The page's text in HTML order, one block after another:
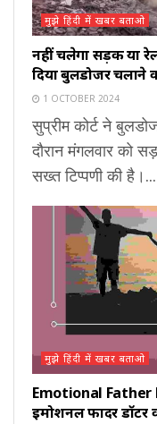
मुझे हिंदी में खबर बताओ
नहीं चलेगा सड़क या
दिया बुलडोजर
1 OCTOBER 2024
सुप्रीम कोर्ट ने
दौरान मंगलवार को
सख्त टिप्पणी की है।...
मुझे हिंदी में खबर बताओ
Emotional Father
इमोशनल फादर डॉटर